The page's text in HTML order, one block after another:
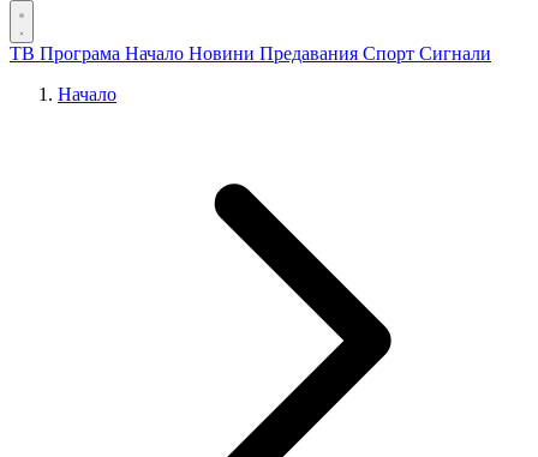
ТВ Програма Начало Новини Предавания Спорт Сигнали
Начало